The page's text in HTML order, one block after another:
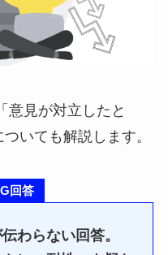
意見が対立したと
ついても解説します。
回答
わらない回答。